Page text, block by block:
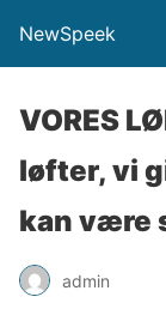
NewSpeek
VORES
løfter, vi
kan være
admin